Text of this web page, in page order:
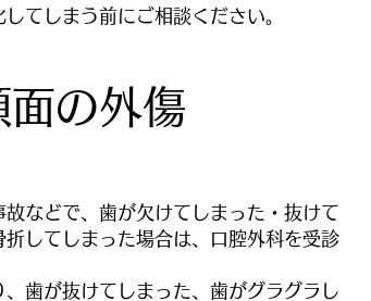
てしまう前にご相談ください。
の外傷
などで、歯が欠けてしまった・抜けて
してしまった場合は、口腔外科を受診
歯が抜けてしまった、歯がグラグラし